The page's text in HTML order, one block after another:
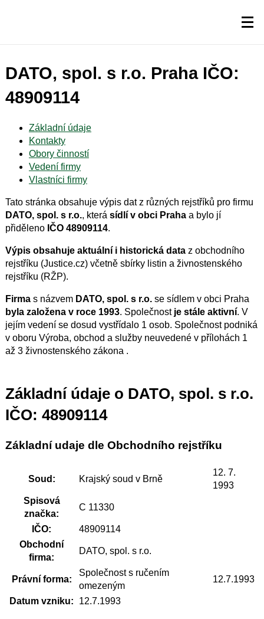
DATO, spol. s r.o. Praha IČO:
48909114
Základní údaje
Kontakty
Obory činností
Vedení firmy
Vlastníci firmy
Tato stránka obsahuje výpis dat z různých rejstříků pro firmu
DATO, spol. s r.o., která sídlí v obci Prahaa bylo jí
přiděleno IČO 48909114.
Výpis obsahuje aktuální i historická dataz obchodního
rejstříku (Justice.cz) včetně sbírky listin a živnostenského
rejstříku (RŽP).
Firmas názvem DATO, spol. s r.o.se sídlem v obci Praha
byla založena v roce 1993. Společnost je stále aktivní. V
jejím vedení se dosud vystřídalo 1 osob. Společnost podniká
v oboru Výroba, obchod a služby neuvedené v přílohách 1
až 3 živnostenského zákona .
Základní údaje o DATO, spol. s r.o.
IČO: 48909114
Základní udaje dle Obchodního rejstříku
Soud: Krajský soud v Brně
12. 7.
1993
Spisová
značka:
C 11330
IČO:
48909114
Obchodní
firma:
DATO, spol. s r.o.
Právní forma:
Společnost s ručením
omezeným
12.7.1993
Datum vzniku: 12.7.1993